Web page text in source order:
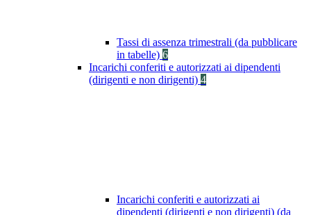
Tassi di assenza trimestrali (da pubblicare
in tabelle) 6
Incarichi conferiti e autorizzati ai dipendenti
(dirigenti e non dirigenti) 4
Incarichi conferiti e autorizzati ai
dipendenti (dirigenti e non dirigenti) (da